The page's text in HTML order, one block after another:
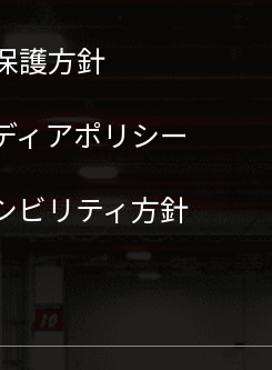
護方針
ィアポリシー
ビリティ方針